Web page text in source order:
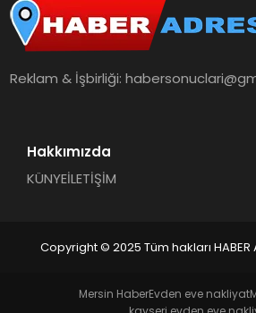
Reklam & İşbirliği:
Hakkımızda
KÜNYEİLETİŞİM
Copyright © 2025 Tüm hakları HABER
Mersin HaberEvden eve nakliyat